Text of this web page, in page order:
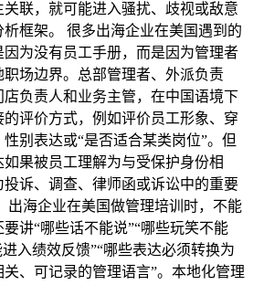
联，就可能进入骚扰、歧视或敌意
框架。 很多出海企业在美国遇到的
为没有员工手册，而是因为管理者
场边界。总部管理者、外派负责
店负责人和业务主管，在中国语境下
评价方式，例如评价员工形象、穿
别表达或“是否适合某类岗位”。但
果被员工理解为与受保护身份相
投诉、调查、律师函或诉讼中的重要
出海企业在美国做管理培训时，不能
讲“哪些话不能说”“哪些玩笑不能
入绩效反馈”“哪些表达必须转换为
、可记录的管理语言”。本地化管理